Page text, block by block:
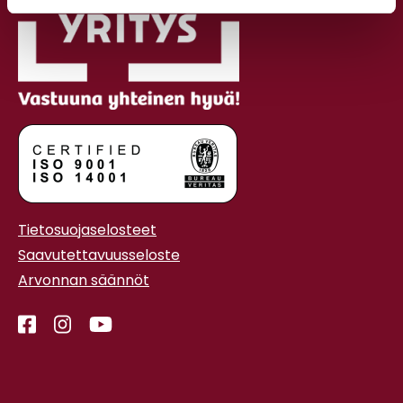
Tietosuojaselosteet
Saavutettavuusseloste
Arvonnan säännöt